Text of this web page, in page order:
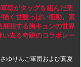
団がタッグを組んだ楽
く甘酸っぱい衝動。素
開する胸キュンの世界
去る奇跡のコラボレー
ゆりんご軍団および真夏